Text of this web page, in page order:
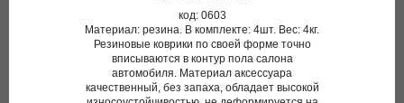
код: 0603
Материал: резина. В комплекте: 4шт. Вес: 4кг.
Резиновые коврики по своей форме точно
вписываются в контур пола салона
автомобиля. Материал аксессуара
качественный, без запаха, обладает высокой